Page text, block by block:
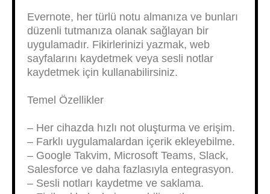
Evernote, her türlü notu almanıza ve bunları
düzenli tutmanıza olanak sağlayan bir
uygulamadır. Fikirlerinizi yazmak, web
sayfalarını kaydetmek veya sesli notlar
kaydetmek için kullanabilirsiniz.
Temel Özellikler
– Her cihazda hızlı not oluşturma ve erişim.
– Farklı uygulamalardan içerik ekleyebilme.
– Google Takvim, Microsoft Teams, Slack,
Salesforce ve daha fazlasıyla entegrasyon.
– Sesli notları kaydetme ve saklama.